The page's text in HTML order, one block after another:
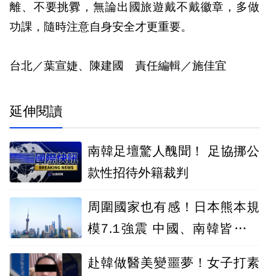
離、不要挑釁，無論出國旅遊戴不戴徽章，多做
功課，隨時注意自身安全才更重要。
台北／葉宣婕、陳建國 責任編輯／施佳宜
延伸閱讀
南韓足壇驚人醜聞！ 足協挪公
款性招待外籍裁判
周圍國家也有感！日本熊本規
模7.1強震 中國、南韓皆有震
赴韓做醫美變噩夢！女子打素